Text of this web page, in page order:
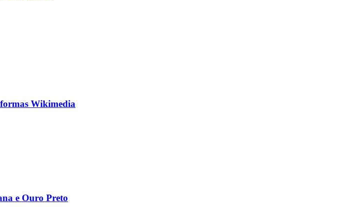
Wikimedia
e Ouro Preto